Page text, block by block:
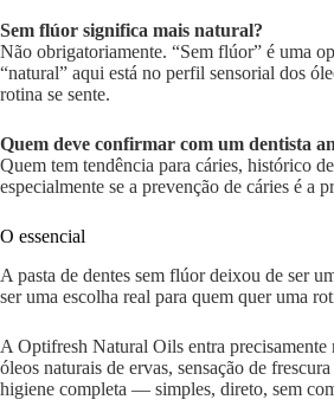
Sem flúor significa mais natural?
Não obrigatoriamente. “Sem flúor” é uma
“natural” aqui está no perfil sensorial dos
rotina se sente.
Quem deve confirmar com um dentista
Quem tem tendência para cáries, histórico
especialmente se a prevenção de cáries é a
O essencial
A pasta de dentes sem flúor deixou de ser
ser uma escolha real para quem quer uma
A Optifresh Natural Oils entra
óleos naturais de ervas, sensação de
higiene completa — simples, direto, sem